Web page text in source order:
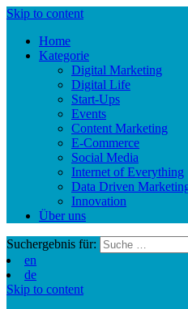
Skip to content
Home
Kategorie
Digital Marketing
Digital Life
Start-Ups
Events
Content Marketing
E-Commerce
Social Media
Internet of Everything
Data Driven
Innovation
Über uns
Suchergebnis für:
en
de
Skip to content